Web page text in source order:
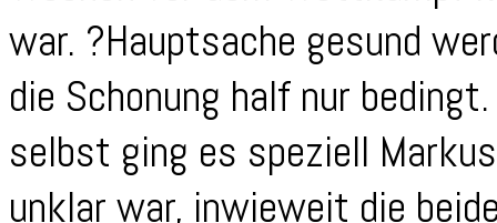
war. ?Hauptsache gesund
die Schonung half nur
selbst ging es speziell
unklar war, inwieweit die